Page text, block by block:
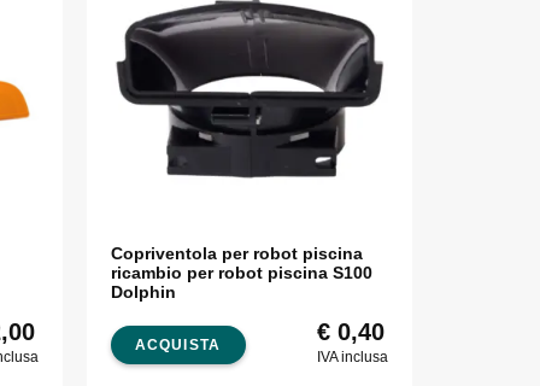
Copriventola per robot piscina
ricambio per robot piscina S100
Dolphin
ACQUISTA € 0,40
IVA inclusa